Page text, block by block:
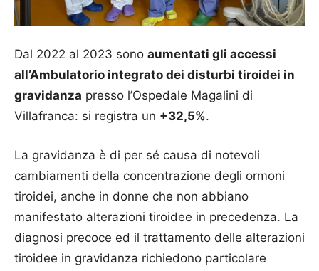
Dal 2022 al 2023 sono aumentati gli accessi
all’Ambulatorio integrato dei disturbi tiroidei in
gravidanza presso l’Ospedale Magalini di
Villafranca: si registra un +32,5%.
La gravidanza è di per sé causa di notevoli
cambiamenti della concentrazione degli ormoni
tiroidei, anche in donne che non abbiano
manifestato alterazioni tiroidee in precedenza. La
diagnosi precoce ed il trattamento delle alterazioni
tiroidee in gravidanza richiedono particolare